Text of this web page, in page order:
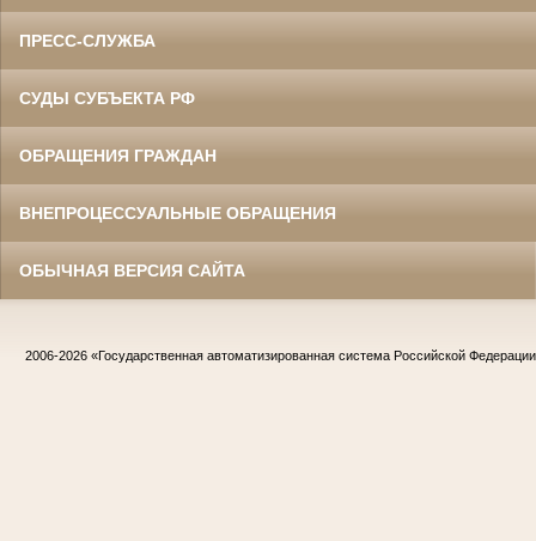
ПРЕСС-СЛУЖБА
СУДЫ СУБЪЕКТА РФ
ОБРАЩЕНИЯ ГРАЖДАН
ВНЕПРОЦЕССУАЛЬНЫЕ ОБРАЩЕНИЯ
ОБЫЧНАЯ ВЕРСИЯ САЙТА
2006-2026 «Государственная автоматизированная система Российской